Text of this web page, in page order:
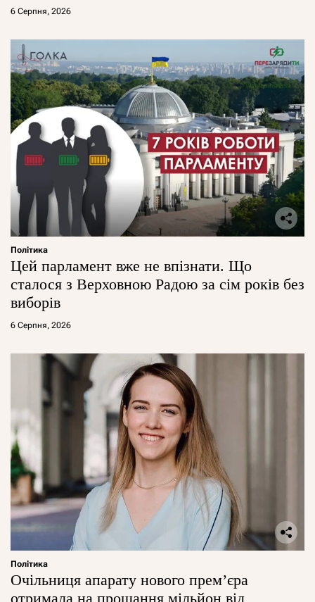
6 Серпня, 2026
Політика
Цей парламент вже не впізнати. Що
сталося з Верховною Радою за сім років без
виборів
6 Серпня, 2026
Політика
Очільниця апарату нового прем’єра
отримала на прощання мільйон від